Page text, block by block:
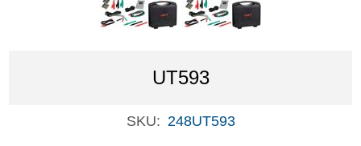
UT593
SKU: 248UT593